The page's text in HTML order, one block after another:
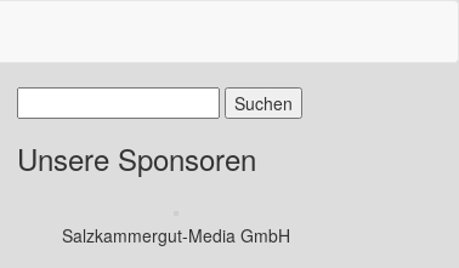
nach:
Unsere Sponsoren
Salzkammergut-Media GmbH